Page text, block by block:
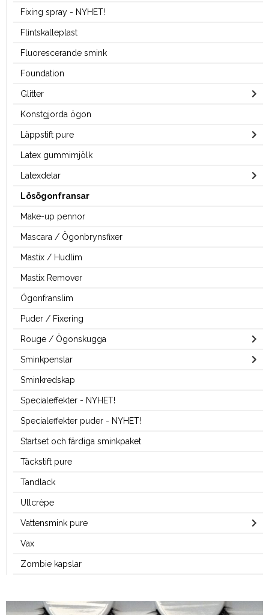
Fixing spray - NYHET!
Flintskalleplast
Fluorescerande smink
Foundation
Glitter
Konstgjorda ögon
Läppstift pure
Latex gummimjölk
Latexdelar
Lösögonfransar
Make-up pennor
Mascara / Ögonbrynsfixer
Mastix / Hudlim
Mastix Remover
Ögonfranslim
Puder / Fixering
Rouge / Ögonskugga
Sminkpenslar
Sminkredskap
Specialeffekter - NYHET!
Specialeffekter puder - NYHET!
Startset och färdiga sminkpaket
Täckstift pure
Tandlack
Ullcrèpe
Vattensmink pure
Vax
Zombie kapslar